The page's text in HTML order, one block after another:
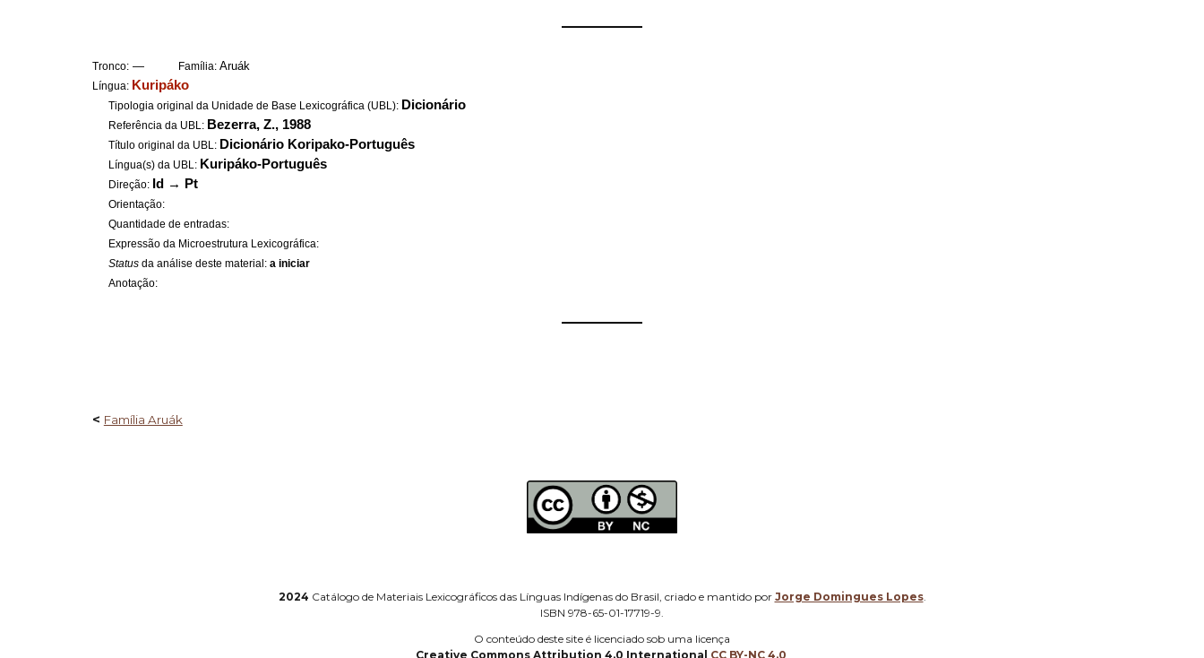
——————
Tronco:— Família:Aruák
Língua: Kuripáko
Tipologia original da Unidade de Base Lexicográfica (UBL): Dicionário
Referência da UBL: Bezerra, Z., 1988
Título original da UBL: Dicionário Koripako-Português
Língua(s) da UBL: Kuripáko-Português
Direção: Id → Pt
Orientação:
Quantidade de entradas:
Expressão da Microestrutura Lexicográfica:
Status da análise deste material:a iniciar
Anotação:
——————
< Família Aruák
2024 Catálogo de Materiais Lexicográficos das Línguas Indígenas do Brasil, criado e mantido por Jorge Domingues Lopes.
ISBN 978-65-01-17719-9.
O conteúdo deste site é licenciado sob uma licença
Creative Commons Attribution 4.0 International CC BY-NC 4.0